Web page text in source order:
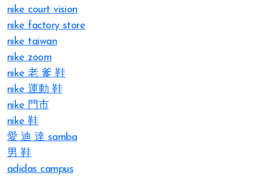
nike court vision
nike factory store
nike taiwan
nike zoom
nike 老 爹 鞋
nike 運動 鞋
nike 門市
nike 鞋
愛 迪 達 samba
男 鞋
adidas campus